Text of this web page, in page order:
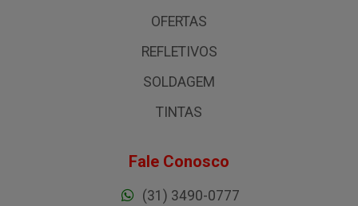
OFERTAS
REFLETIVOS
SOLDAGEM
TINTAS
Fale Conosco
(31) 3490-0777